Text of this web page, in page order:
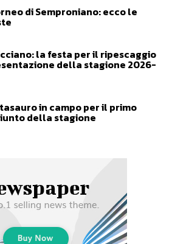
di Semproniano: ecco le
la festa per il ripescaggio
della stagione 2026-
in campo per il primo
della stagione